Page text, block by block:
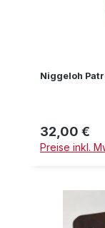
Niggeloh
Regulärer Preis:
32,00 €
Preise inkl.